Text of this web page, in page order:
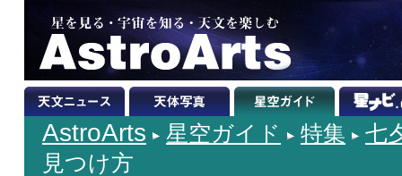
AstroArts 星空ガイド 特集
七
見つけ方